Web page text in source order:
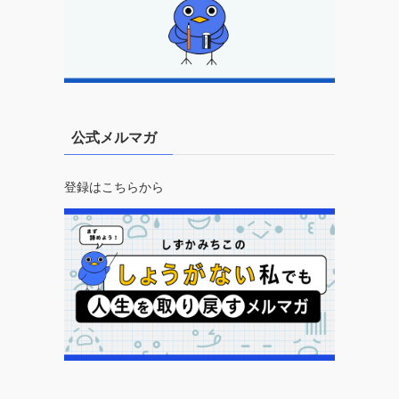
公式メルマガ
登録はこちらから